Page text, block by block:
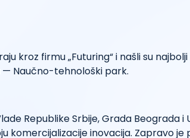
kroz firmu „Futuring“ i našli su
Naučno-tehnološki park.
Republike Srbije, Grada Beograda i
komercijalizacije inovacija. Zapravo